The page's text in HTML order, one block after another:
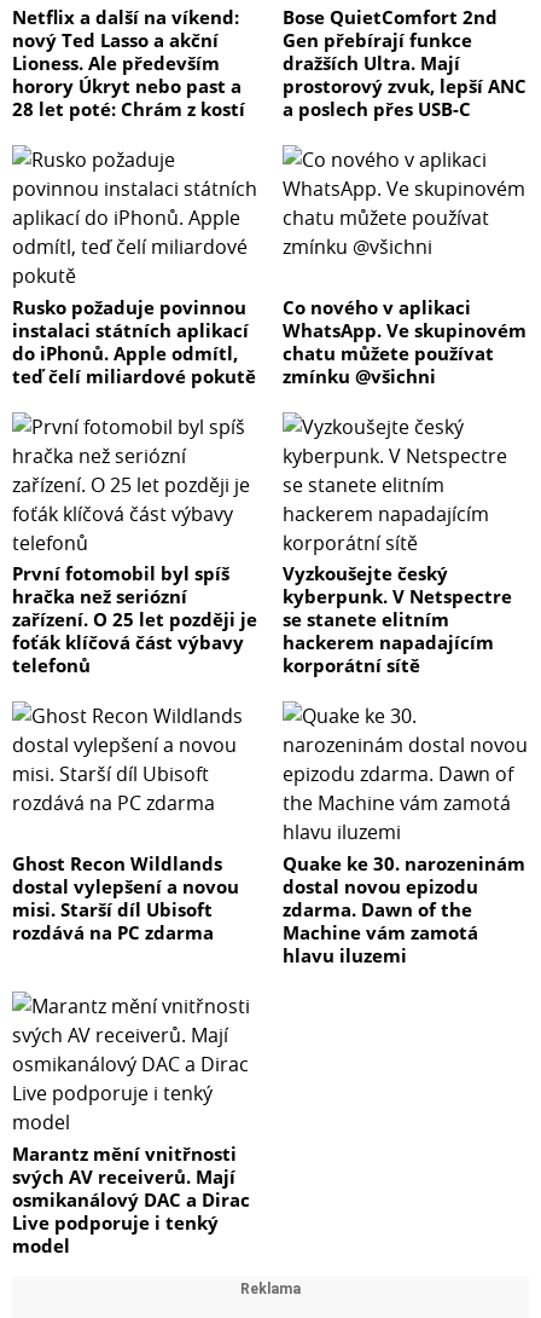
Netflix a další na víkend:
nový Ted Lasso a akční
Lioness. Ale především
horory Úkryt nebo past a
28 let poté: Chrám z kostí
Bose QuietComfort 2nd
Gen přebírají funkce
dražších Ultra. Mají
prostorový zvuk, lepší ANC
a poslech přes USB-C
Rusko požaduje povinnou
instalaci státních aplikací
do iPhonů. Apple odmítl,
teď čelí miliardové pokutě
Co nového v aplikaci
WhatsApp. Ve skupinovém
chatu můžete používat
zmínku @všichni
První fotomobil byl spíš
hračka než seriózní
zařízení. O 25 let později je
foťák klíčová část výbavy
telefonů
Vyzkoušejte český
kyberpunk. V Netspectre
se stanete elitním
hackerem napadajícím
korporátní sítě
Ghost Recon Wildlands
dostal vylepšení a novou
misi. Starší díl Ubisoft
rozdává na PC zdarma
Quake ke 30. narozeninám
dostal novou epizodu
zdarma. Dawn of the
Machine vám zamotá
hlavu iluzemi
Marantz mění vnitřnosti
svých AV receiverů. Mají
osmikanálový DAC a Dirac
Live podporuje i tenký
model